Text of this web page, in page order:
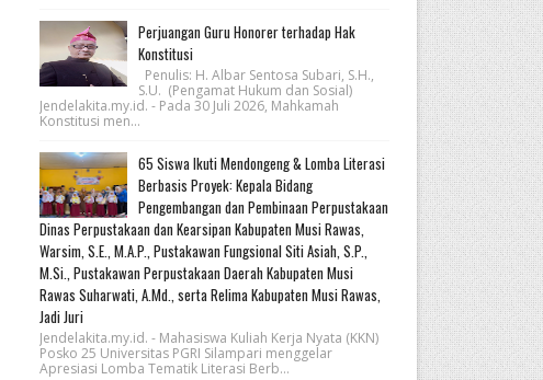
Perjuangan Guru Honorer terhadap Hak
Konstitusi
Penulis: H. Albar Sentosa Subari, S.H.,
S.U. (Pengamat Hukum dan Sosial)
Jendelakita.my.id. - Pada 30 Juli 2026, Mahkamah
Konstitusi men...
65 Siswa Ikuti Mendongeng & Lomba Literasi
Berbasis Proyek: Kepala Bidang
Pengembangan dan Pembinaan Perpustakaan
Dinas Perpustakaan dan Kearsipan Kabupaten Musi Rawas,
Warsim, S.E., M.A.P., Pustakawan Fungsional Siti Asiah, S.P.,
M.Si., Pustakawan Perpustakaan Daerah Kabupaten Musi
Rawas Suharwati, A.Md., serta Relima Kabupaten Musi Rawas,
Jadi Juri
Jendelakita.my.id. - Mahasiswa Kuliah Kerja Nyata (KKN)
Posko 25 Universitas PGRI Silampari menggelar
Apresiasi Lomba Tematik Literasi Berb...